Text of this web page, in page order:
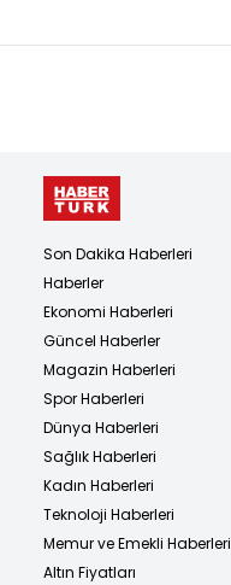
Son Dakika Haberleri
Haberler
Ekonomi Haberleri
Güncel Haberler
Magazin Haberleri
Spor Haberleri
Dünya Haberleri
Sağlık Haberleri
Kadın Haberleri
Teknoloji Haberleri
Memur ve Emekli Haberleri
Altın Fiyatları